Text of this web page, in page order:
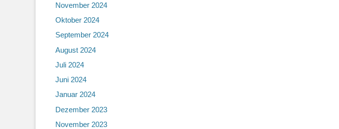
November 2024
Oktober 2024
September 2024
August 2024
Juli 2024
Juni 2024
Januar 2024
Dezember 2023
November 2023